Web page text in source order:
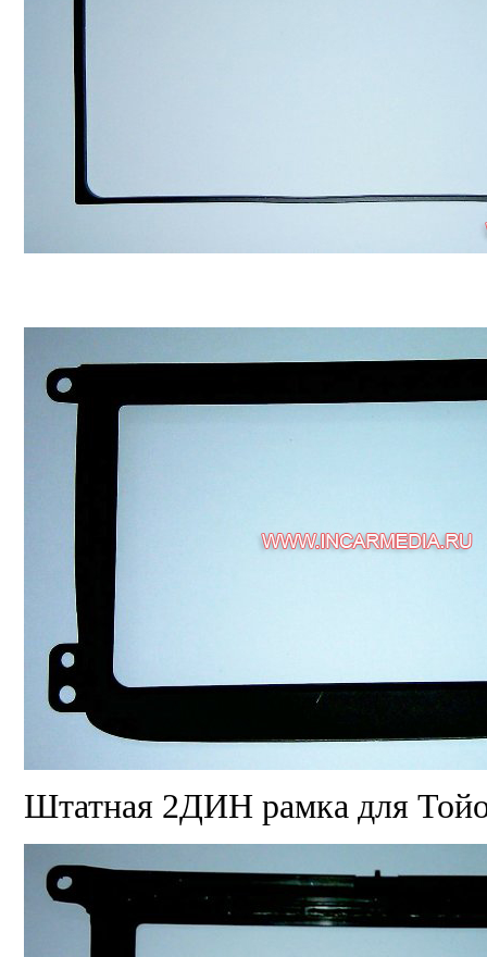
Штатная 2ДИН рамка для